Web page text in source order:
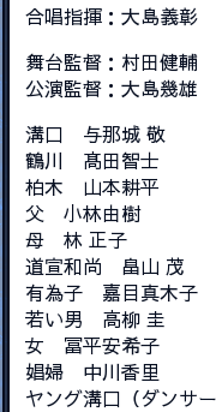
合唱指揮：大島義彰
舞台監督：村田健輔
公演監督：大島幾雄
溝口 与那城 敬
鶴川 髙田智士
柏木 山本耕平
父 小林由樹
母 林 正子
道宣和尚 畠山 茂
有為子 嘉目真木子
若い男 高柳 圭
女 冨平安希子
娼婦 中川香里
ヤング溝口（ダンサ